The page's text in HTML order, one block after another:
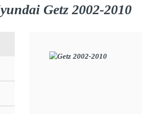
Getz 2002-2010